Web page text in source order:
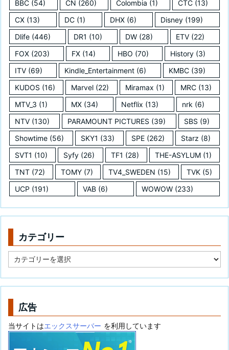
BBC (54) CN (260) Colombia (1) CTC(13)
CX (13) DC(1) DHX(6) Disney (199)
Dlife (446) DR1 (10) DW (28) ETV (22)
FOX (203) FX(14) HBO (70) History (3)
ITV (69) Kindle_Entertainment (6) KMBC(39)
KUDOS (16) Marvel (22) Miramax (1) MRC(13)
MTV_3 (1) MX(34) Netflix (13) nrk (6)
NTV (130) PARAMOUNT PICTURES (39) SBS (9)
Showtime (56) SKY1 (33) SPE(262) Starz (8)
SVT1 (10) Syfy (26) TF1 (28) THE-ASYLUM(1)
TNT (72) TOMY(7) TV4_SWEDEN (15) TVK(5)
UCP (191) VAB(6) WOWOW (233)
カテゴリー
テ
リ
広告
当サイトはエックスサーバー を利用しています